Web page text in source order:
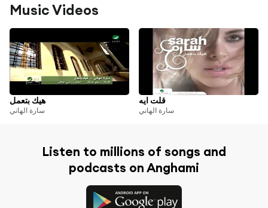
Music Videos
هيك بتعمل
سارة الهاني
قلت ايه
سارة الهاني
Listen to millions of songs and
podcasts on Anghami